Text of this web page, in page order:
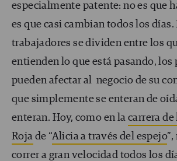
especialmente patente: no es que
es que casi cambian todos los días.
trabajadores se dividen entre los
entienden lo que está pasando, los
pueden afectar al negocio de su
que simplemente se enteran de
enteran. Hoy, como en la carrera de
Roja de “Alicia a través del espejo
correr a gran velocidad todos los